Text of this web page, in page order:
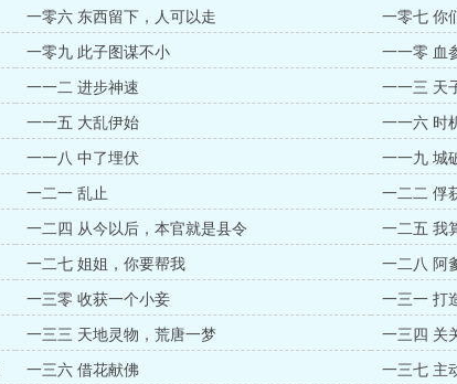
一零六 东西留下，人可以走 一零七 你
一零九 此子图谋不小 一一零 血
一一二 进步神速 一一三 天
一一五 大乱伊始 一一六 时
一一八 中了埋伏 一一九 城
一二一 乱止 一二二 俘
一二四 从今以后，本官就是县令 一二五 我
一二七 姐姐，你要帮我 一二八 阿
一三零 收获一个小妾 一三一 打
一三三 天地灵物，荒唐一梦 一三四 关
一三六 借花献佛 一三七 主